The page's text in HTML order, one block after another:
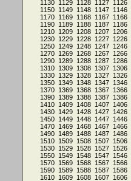
1126
1127
1128
1129
1130
1146
1147
1148
1149
1150
1166
1167
1168
1169
1170
1186
1187
1188
1189
1190
1206
1207
1208
1209
1210
1226
1227
1228
1229
1230
1246
1247
1248
1249
1250
1266
1267
1268
1269
1270
1286
1287
1288
1289
1290
1306
1307
1308
1309
1310
1326
1327
1328
1329
1330
1346
1347
1348
1349
1350
1366
1367
1368
1369
1370
1386
1387
1388
1389
1390
1406
1407
1408
1409
1410
1426
1427
1428
1429
1430
1446
1447
1448
1449
1450
1466
1467
1468
1469
1470
1486
1487
1488
1489
1490
1506
1507
1508
1509
1510
1526
1527
1528
1529
1530
1546
1547
1548
1549
1550
1566
1567
1568
1569
1570
1586
1587
1588
1589
1590
1606
1607
1608
1609
1610